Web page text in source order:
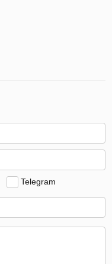
Telegram